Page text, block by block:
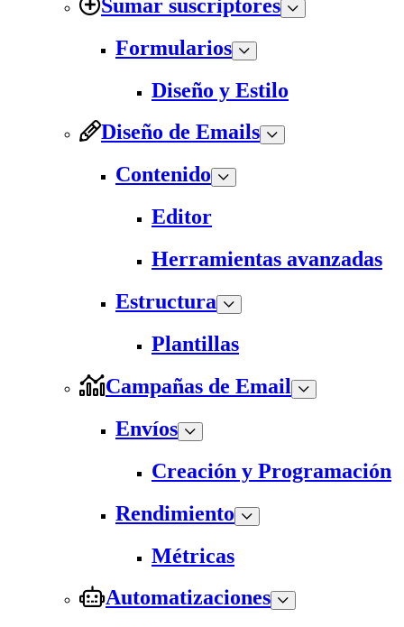
Sumar suscriptores
Formularios
Diseño y Estilo
Diseño de Emails
Contenido
Editor
Herramientas avanzadas
Estructura
Plantillas
Campañas de Email
Envíos
Creación y Programación
Rendimiento
Métricas
Automatizaciones